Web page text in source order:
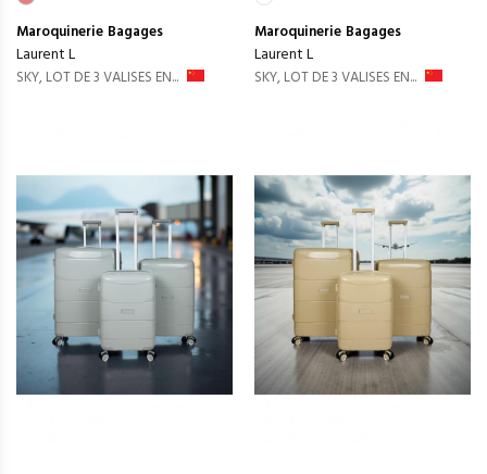
Maroquinerie Bagages
Laurent L
SKY, LOT DE 3 VALISES EN...
Maroquinerie Bagages
Laurent L
SKY, LOT DE 3 VALISES EN...